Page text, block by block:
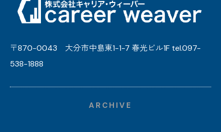
〒870-0043 大分市中島東1-1-7 春光ビル1F tel.097-
538-1888
ARCHIVE